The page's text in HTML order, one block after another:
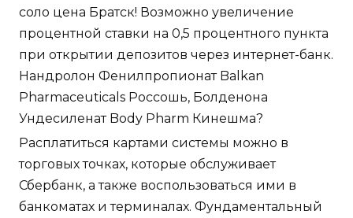
соло цена Братск! Возможно увеличение
процентной ставки на 0,5 процентного пункта
при открытии депозитов через интернет-банк.
Нандролон Фенилпропионат Balkan
Pharmaceuticals Россошь, Болденона
Ундесиленат Body Pharm Кинешма?
Расплатиться картами системы можно в
торговых точках, которые обслуживает
Сбербанк, а также воспользоваться ими в
банкоматах и терминалах. Фундаментальный